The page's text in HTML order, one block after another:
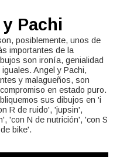
Pachi
posiblemente, unos de
importantes de la
son ironía, genialidad
Angel y Pachi,
y malagueños, son
en estado puro.
sus dibujos en 'i
R de ruido', 'jupsin',
'con N de nutrición', 'con S
bike'.